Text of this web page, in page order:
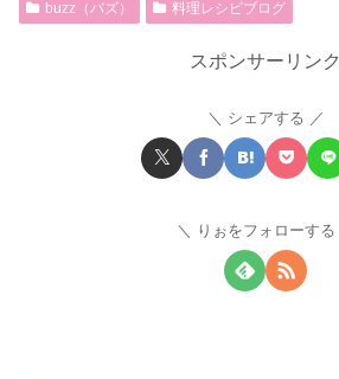
buzz（バズ） 料理レシピブログ
スポンサーリンク
シェアする
りぉをフォローする